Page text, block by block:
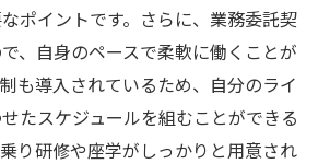
安心昭島市で未経験から軽貨物ド
めよう
が安心して学べる横乗り研修の内
ポイントです。さらに、業務委託契
、自身のペースで柔軟に働くことが
も導入されているため、自分のライ
たスケジュールを組むことができる
り研修や座学がしっかりと用意され